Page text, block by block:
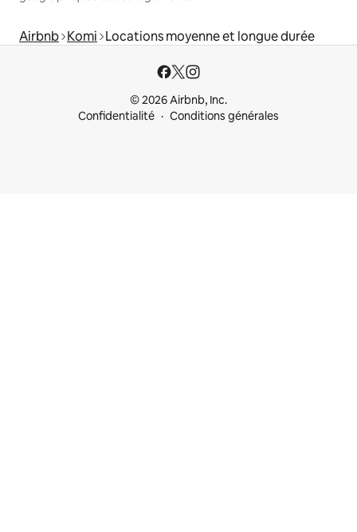
Airbnb Komi Locations moyenne et longue durée
© 2026 Airbnb, Inc.
Confidentialité
Conditions générales